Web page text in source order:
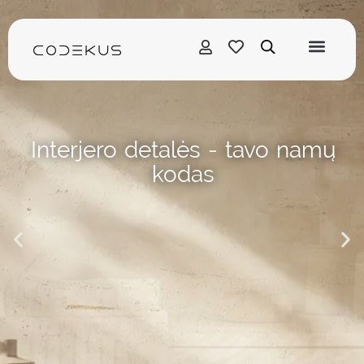
Pereiti
prie
turinio
Interjero detalės - tavo namų
kodas